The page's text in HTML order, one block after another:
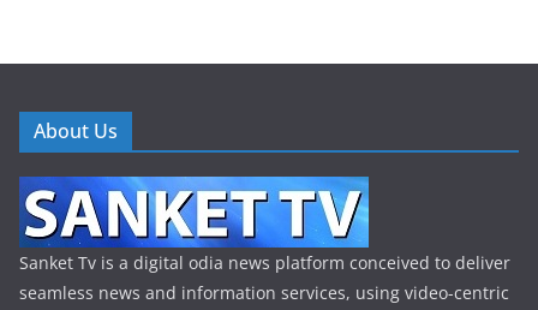
About Us
Sanket Tv is a digital odia news platform conceived to deliver
seamless news and information services, using video-centric